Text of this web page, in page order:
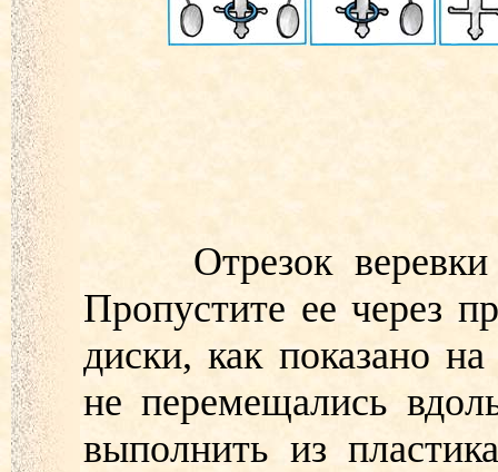
Отрезок веревки
Пропустите ее через
диски, как показано
не перемещались
выполнить из